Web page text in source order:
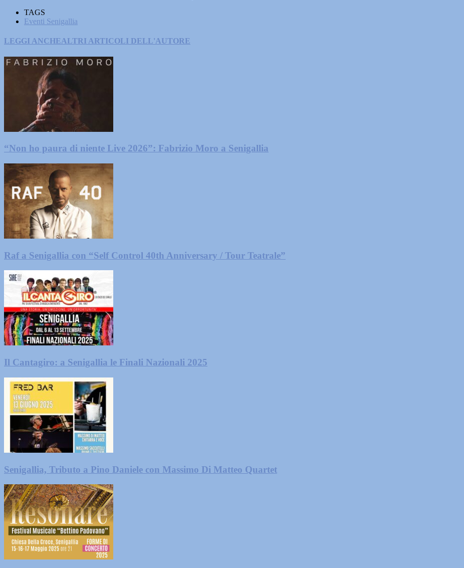
TAGS
Eventi Senigallia
LEGGI ANCHEALTRI ARTICOLI DELL'AUTORE
“Non ho paura di niente Live 2026”: Fabrizio Moro a Senigallia
Raf a Senigallia con “Self Control 40th Anniversary / Tour Teatrale”
Il Cantagiro: a Senigallia le Finali Nazionali 2025
Senigallia, Tributo a Pino Daniele con Massimo Di Matteo Quartet